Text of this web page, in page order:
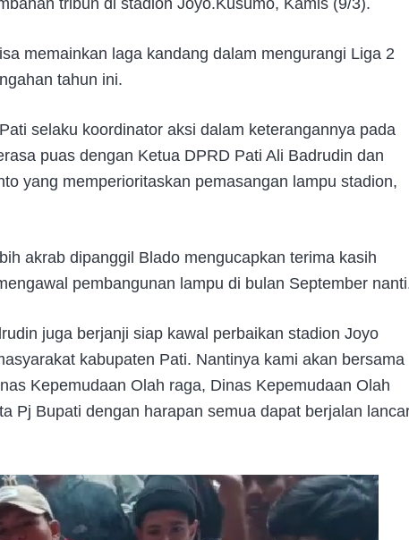
tribun di stadion Joyo.Kusumo, Kamis (9/3).
memainkan laga kandang dalam mengurangi Liga 2
tahun ini.
selaku koordinator aksi dalam keterangannya pada
puas dengan Ketua DPRD Pati Ali Badrudin dan
yang memperioritaskan pemasangan lampu stadion,
akrab dipanggil Blado mengucapkan terima kasih
pembangunan lampu di bulan September
juga berjanji siap kawal perbaikan stadion Joyo
kabupaten Pati. Nantinya kami akan bersama
Kepemudaan Olah raga, Dinas Kepemudaan Olah
Pj Bupati dengan harapan semua dapat berjalan